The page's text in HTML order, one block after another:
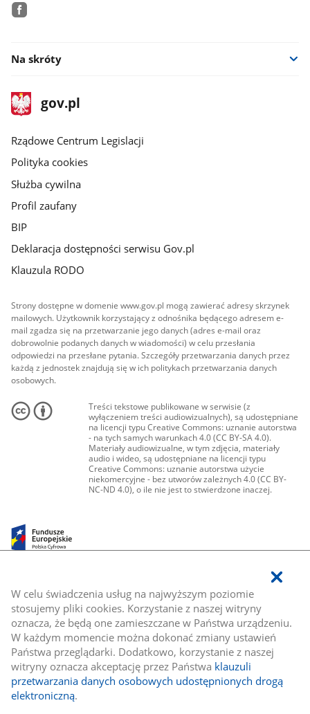
W celu świadczenia usług na najwyższym poziomie
stosujemy pliki cookies. Korzystanie z naszej witryny
oznacza, że będą one zamieszczane w Państwa urządzeniu.
W każdym momencie można dokonać zmiany ustawień
Państwa przeglądarki. Dodatkowo, korzystanie z naszej
witryny oznacza akceptację przez Państwa klauzuli
przetwarzania danych osobowych udostępnionych drogą
elektroniczną.
Na skróty
stopka
gov.plStrona
gov.pl
Rządowe Centrum Legislacji
Polityka cookies
Służba cywilna
Profil zaufany
BIP
Deklaracja dostępności serwisu Gov.pl
Klauzula RODO
Strony dostępne w domenie www.gov.pl mogą zawierać adresy skrzynek
mailowych. Użytkownik korzystający z odnośnika będącego adresem e-
mail zgadza się na przetwarzanie jego danych (adres e-mail oraz
dobrowolnie podanych danych w wiadomości) w celu przesłania
odpowiedzi na przesłane pytania. Szczegóły przetwarzania danych przez
każdą z jednostek znajdują się w ich politykach przetwarzania danych
osobowych.
Treści tekstowe publikowane w serwisie (z
wyłączeniem treści audiowizualnych), są udostępniane
na licencji typu Creative Commons: uznanie autorstwa
- na tych samych warunkach 4.0 (CC BY-SA 4.0).
Materiały audiowizualne, w tym zdjęcia, materiały
audio i wideo, są udostępniane na licencji typu
Creative Commons: uznanie autorstwa użycie
niekomercyjne - bez utworów zależnych 4.0 (CC BY-
NC-ND 4.0), o ile nie jest to stwierdzone inaczej.